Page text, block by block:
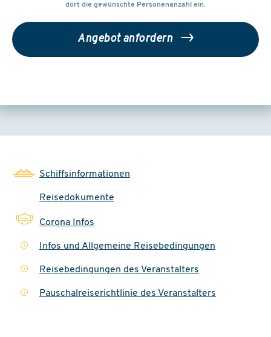
dort die gewünschte Personenanzahl ein.
Angebot anfordern
Schiffsinformationen
Reisedokumente
Corona Infos
i Infos und Allgemeine Reisebedingungen
i Reisebedingungen des Veranstalters
i Pauschalreiserichtlinie des Veranstalters